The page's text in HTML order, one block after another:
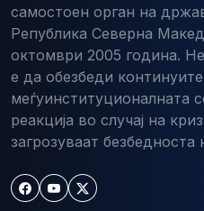
самостоен орган на
Република Северна
октомври 2005 година.
е да обезбеди
меѓуинституционалната
реакција во случај на
загрозуваат безбедноста